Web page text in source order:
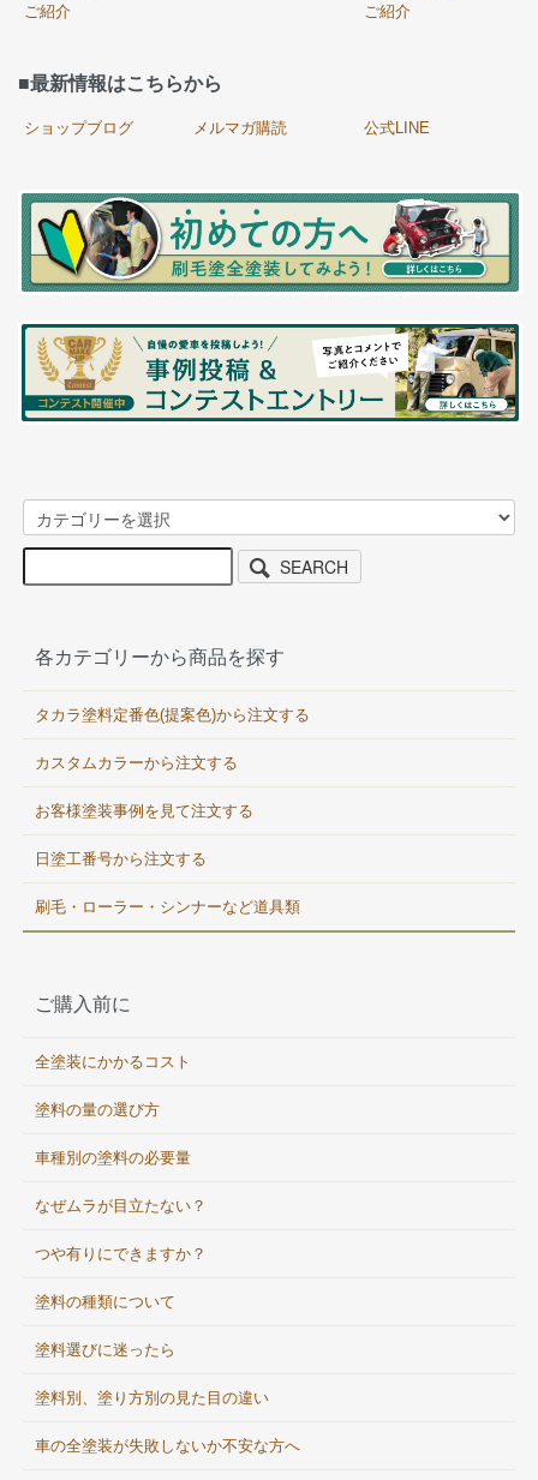
ご紹介
ご紹介
■最新情報はこちらから
ショップブログ メルマガ購読 公式LINE
SEARCH
各カテゴリーから商品を探す
タカラ塗料定番色(提案色)から注文する
カスタムカラーから注文する
お客様塗装事例を見て注文する
日塗工番号から注文する
刷毛・ローラー・シンナーなど道具類
ご購入前に
全塗装にかかるコスト
塗料の量の選び方
車種別の塗料の必要量
なぜムラが目立たない？
つや有りにできますか？
塗料の種類について
塗料選びに迷ったら
塗料別、塗り方別の見た目の違い
車の全塗装が失敗しないか不安な方へ